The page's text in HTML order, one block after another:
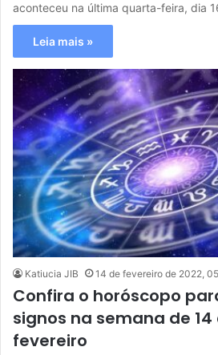
aconteceu na última quarta-feira, dia
Leia mais »
Katiucia JIB 14 de fevereiro de 2022,
Confira o horóscopo
signos na semana de 14
fevereiro